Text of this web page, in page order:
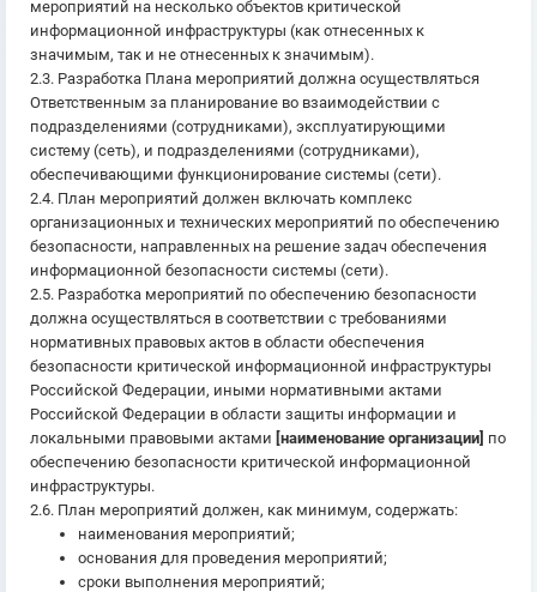
мероприятий на несколько объектов критической
информационной инфраструктуры (как отнесенных к
значимым, так и не отнесенных к значимым).
2.3. Разработка Плана мероприятий должна осуществляться
Ответственным за планирование во взаимодействии с
подразделениями (сотрудниками), эксплуатирующими
систему (сеть), и подразделениями (сотрудниками),
обеспечивающими функционирование системы (сети).
2.4. План мероприятий должен включать комплекс
организационных и технических мероприятий по обеспечению
безопасности, направленных на решение задач обеспечения
информационной безопасности системы (сети).
2.5. Разработка мероприятий по обеспечению безопасности
должна осуществляться в соответствии с требованиями
нормативных правовых актов в области обеспечения
безопасности критической информационной инфраструктуры
Российской Федерации, иными нормативными актами
Российской Федерации в области защиты информации и
локальными правовыми актами [наименование организации] по
обеспечению безопасности критической информационной
инфраструктуры.
2.6. План мероприятий должен, как минимум, содержать:
наименования мероприятий;
основания для проведения мероприятий;
сроки выполнения мероприятий;